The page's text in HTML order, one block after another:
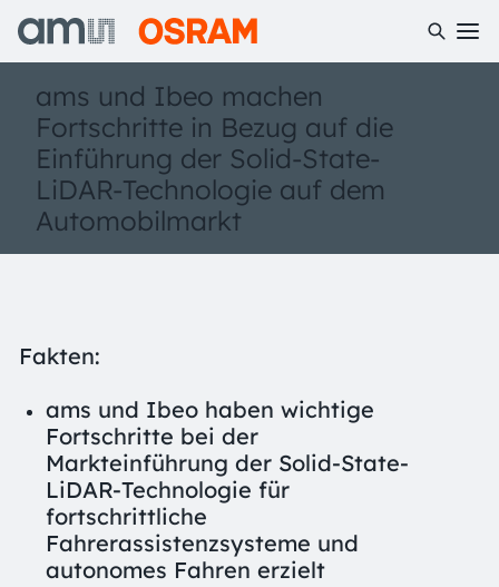
ams und Ibeo machen
Fortschritte in Bezug auf die
Einführung der Solid-State-
LiDAR-Technologie auf dem
Automobilmarkt
Fakten:
ams und Ibeo haben wichtige
Fortschritte bei der
Markteinführung der Solid-State-
LiDAR-Technologie für
fortschrittliche
Fahrerassistenzsysteme und
autonomes Fahren erzielt